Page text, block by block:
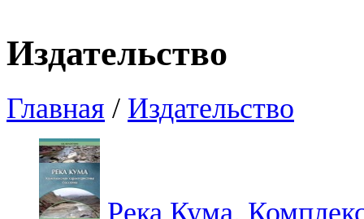
Издательство
Главная / Издательство
Река Кума.